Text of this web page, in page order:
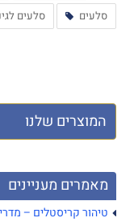
מאמרים מעניינים
טיהור קריסטלים –
סלעים
סלעים